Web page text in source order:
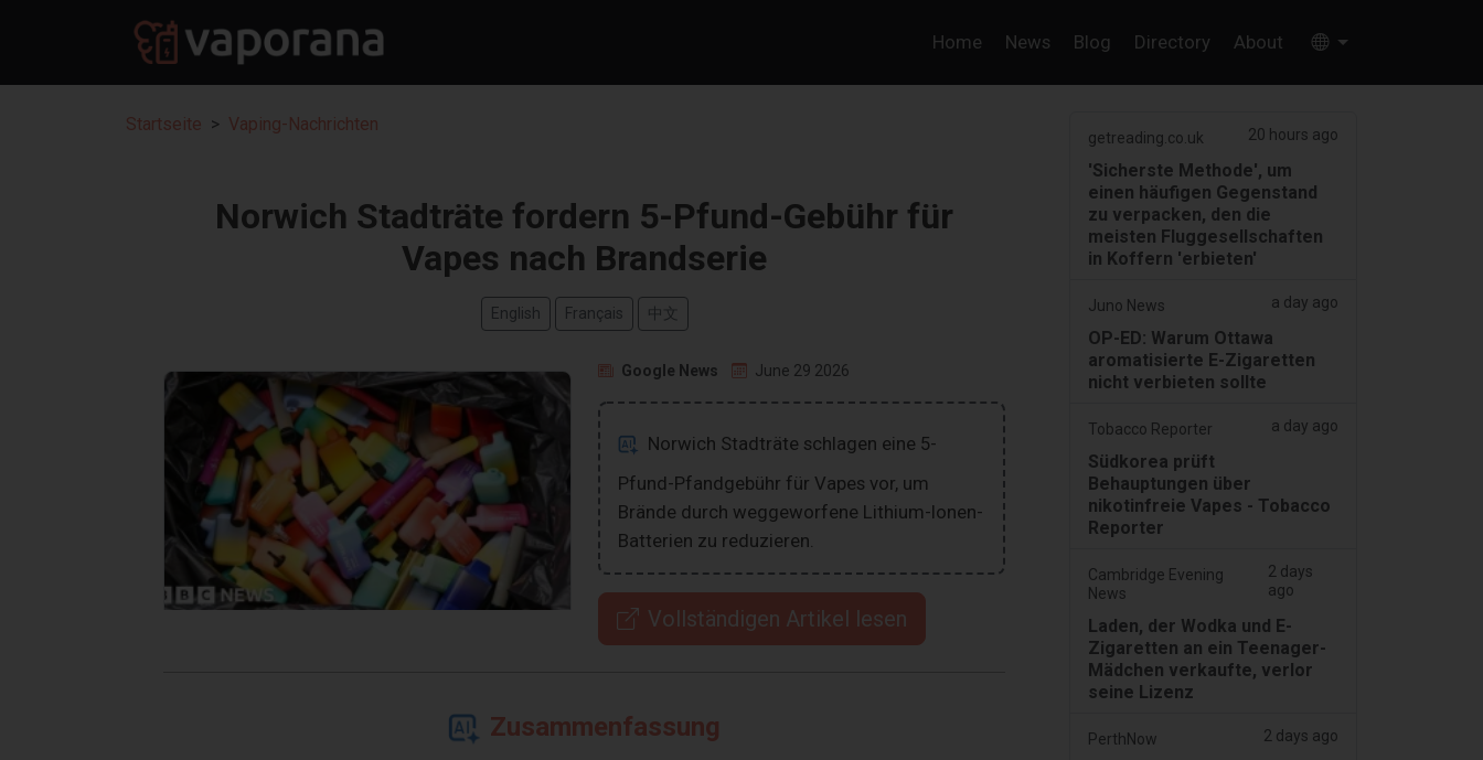
Home News Blog Directory About
Startseite Vaping-Nachrichten
Norwich Stadträte fordern 5-Pfund-Gebühr für
Vapes nach Brandserie
English Français 中文
Google News June 29 2026
Norwich Stadträte schlagen eine 5-
Pfund-Pfandgebühr für Vapes vor, um
Brände durch weggeworfene Lithium-Ionen-
Batterien zu reduzieren.
Vollständigen Artikel lesen
Zusammenfassung
getreading.co.uk 20 hours ago
'Sicherste Methode', um
einen häufigen Gegenstand
zu verpacken, den die
meisten Fluggesellschaften
in Koffern 'erbieten'
Juno News a day ago
OP-ED: Warum Ottawa
aromatisierte E-Zigaretten
nicht verbieten sollte
Tobacco Reporter a day ago
Südkorea prüft
Behauptungen über
nikotinfreie Vapes - Tobacco
Reporter
Cambridge Evening
News
2 days
ago
Laden, der Wodka und E-
Zigaretten an ein Teenager-
Mädchen verkaufte, verlor
seine Lizenz
PerthNow 2 days ago